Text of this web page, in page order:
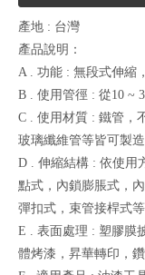
產地 : 台灣
產品說明：
A . 功能 : 無段式伸縮
B . 使用管徑 : 從10 ~
C . 使用材質 : 鐵管，
玻璃纖維管等皆可製造
D . 伸縮結構 : 依使用
點式，內鎖膨脹式，
彈扣式，束管接桿式等
E . 表面處理 : 塑膠膜
體烤漆，昇華轉印，